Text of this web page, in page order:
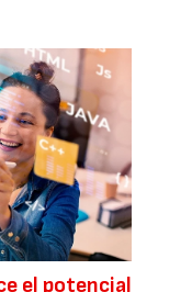
el potencial